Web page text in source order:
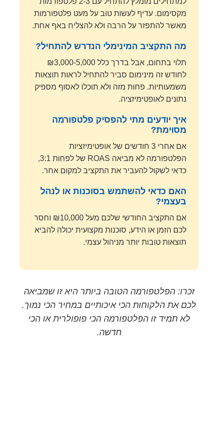
מקסימום. עדיף לעשות טוב על מעט פלטפורמות
מאשר להתפזר על הרבה ולא להצליח באף אחת.
מה התקציב המינימלי הנדרש להתחיל?
תלוי בתחום, אבל בדרך כלל ₪3,000-5,000
לחודש זה מינימום סביר להתחיל לראות תוצאות
משמעותיות. פחות מזה ולא תוכלו לאסוף מספיק
נתונים לאופטימיזציה.
איך יודעים מתי להפסיק פלטפורמה
מסוימת?
אם אחרי 3 חודשים של אופטימיזציות
הפלטפורמה לא מביאה ROAS של לפחות 3:1,
כדאי לשקול להעביר את התקציב למקום אחר.
האם כדאי להשתמש בסוכנות או לנהל
בעצמי?
אם התקציב החודשי שלכם מעל ₪10,000 וחסר
לכם הזמן או הידע, סוכנות מקצועית יכולה להביא
תוצאות טובות יותר מניהול עצמי.
זכרו: הפלטפורמה הטובה ביותר היא זו שמביאה
לכם את הלקוחות הכי איכותיים במחיר הכי נמוך.
לא תמיד זו הפלטפורמה הכי פופולרית או הכי
חדשה.